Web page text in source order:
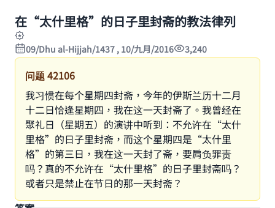
在“太什里格”的日子里封斋的教法律列
09/Dhu al-Hijjah/1437 , 10/九月/2016 3,240
问题42106
我习惯在每个星期四封斋，今年的伊斯兰历十二月
十二日恰逢星期四，我在这一天封斋了。我曾经在
聚礼日（星期五）的演讲中听到：不允许在“太什
里格”的日子里封斋，而这个星期四是“太什里
格”的第三日，我在这一天封了斋，要肩负罪责
吗？真的不允许在“太什里格”的日子里封斋吗？
或者只是禁止在节日的那一天封斋？